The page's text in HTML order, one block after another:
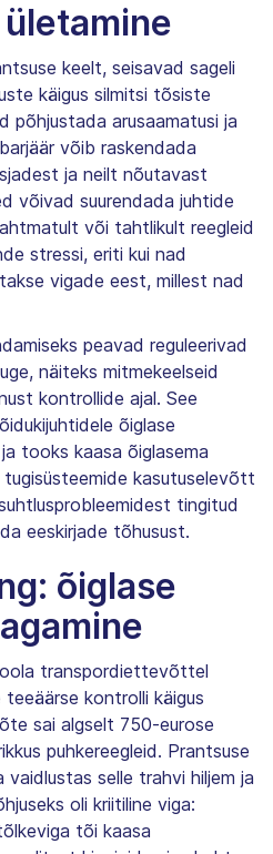
keelt, seisavad sageli
käigus silmitsi tõsiste
põhjustada arusaamatusi ja
võib raskendada
ja neilt nõutavast
võivad suurendada juhtide
või tahtlikult reegleid
stressi, eriti kui nad
vigade eest, millest nad
peavad reguleerivad
näiteks mitmekeelseid
kontrollide ajal. See
õiglase
tooks kaasa õiglasema
kasutuselevõtt
tingitud
eeskirjade tõhusust.
õiglase
transpordiettevõttel
kontrolli käigus
sai algselt 750-eurose
puhkereegleid. Prantsuse
vaidlustas selle trahvi hiljem ja
oli kriitiline viga:
tõi kaasa